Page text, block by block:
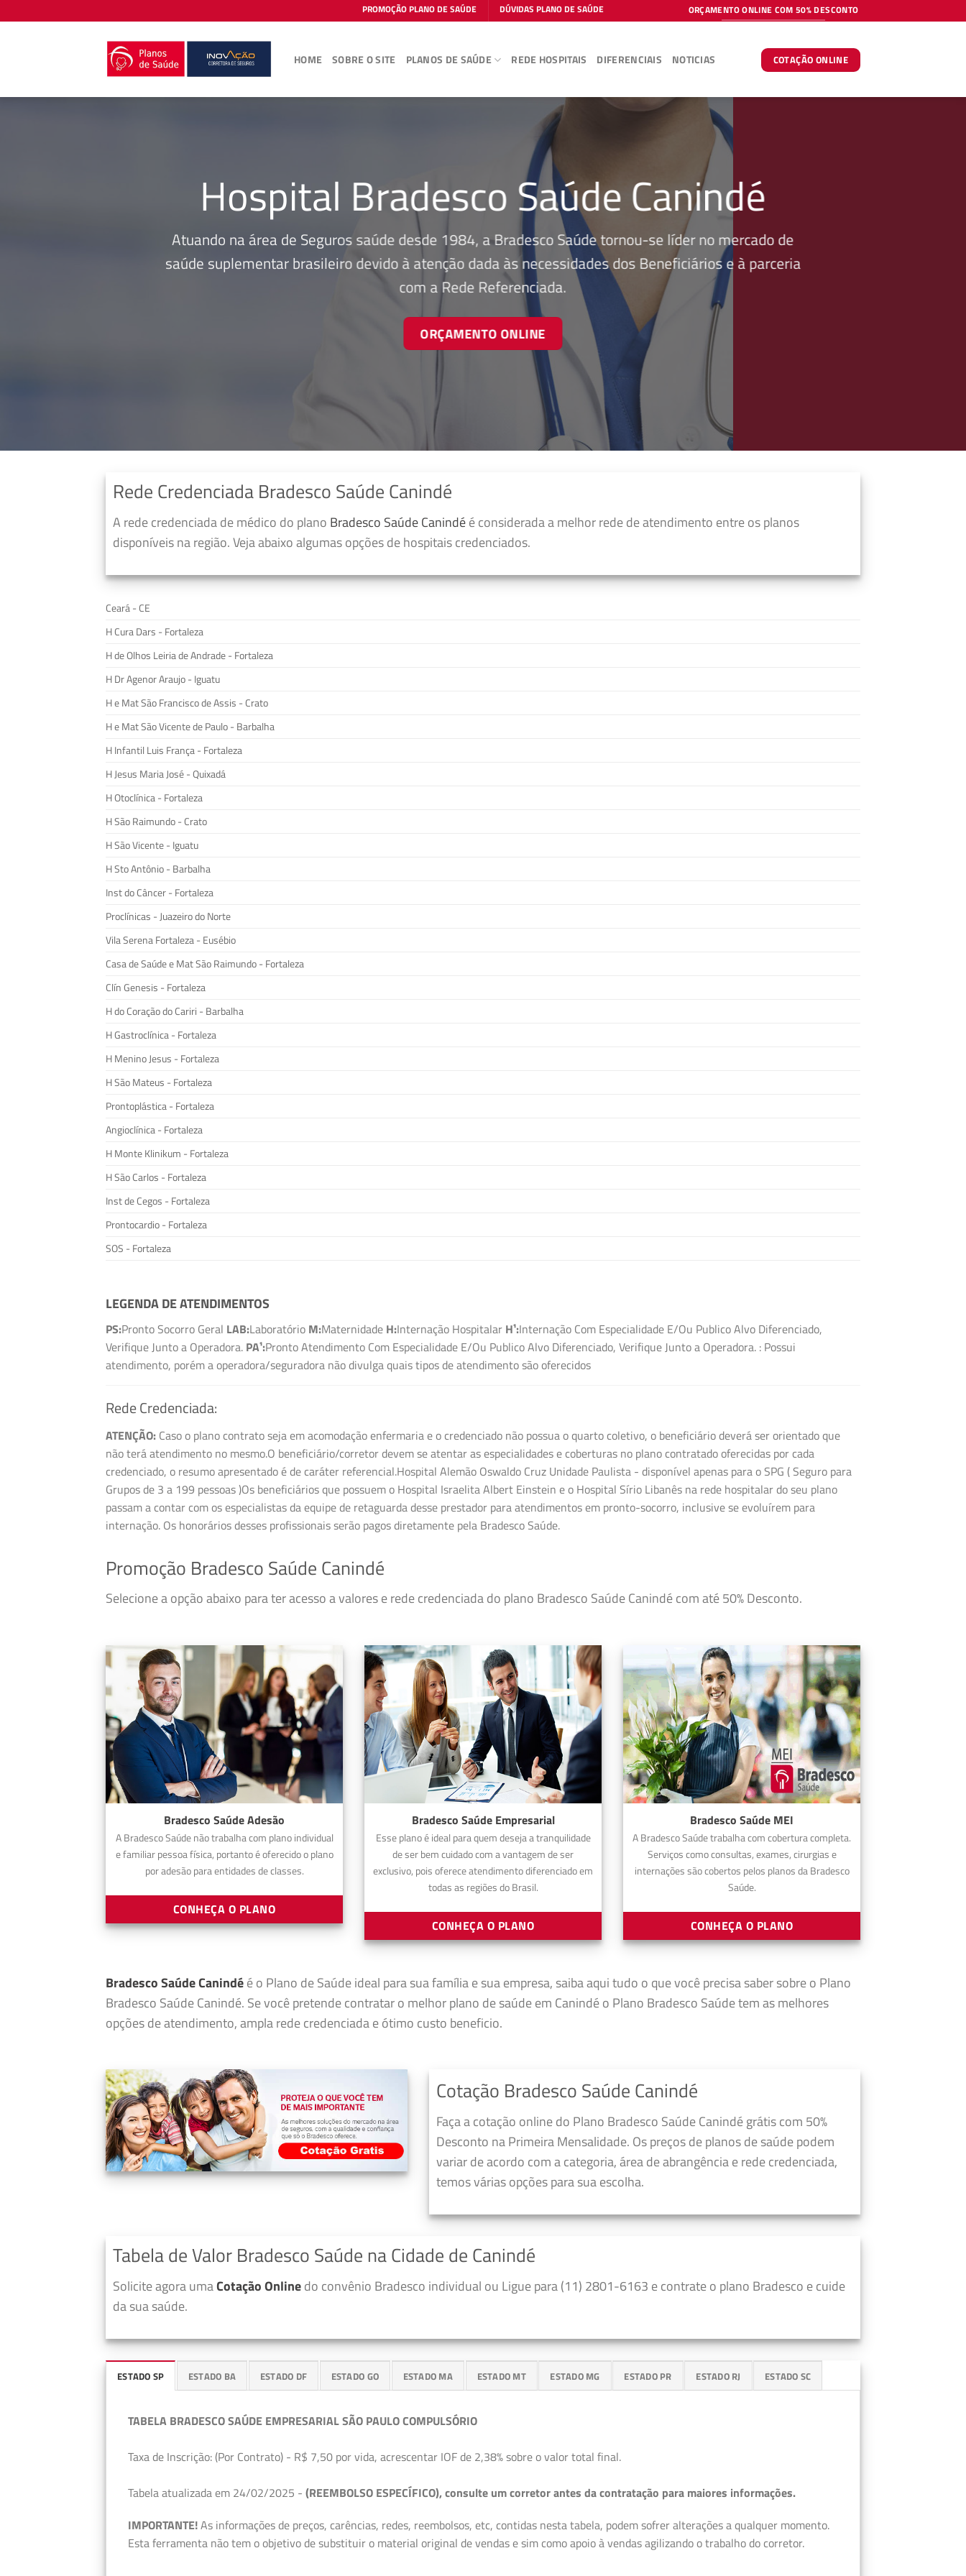
to
PROMOÇÃO PLANO DE SAÚDE DÚVIDAS PLANO DE SAÚDE ORÇAMENTO ONLINE COM 50% DESCONTO
HOME SOBRE O SITE PLANOS DE SAÚDE REDE HOSPITAIS DIFERENCIAIS NOTICIAS COTAÇÃO ONLINE
Hospital Bradesco Saúde Canindé
Atuando na área de Seguros saúde desde 1984, a Bradesco Saúde tornou-se líder no mercado de
saúde suplementar brasileiro devido à atenção dada às necessidades dos Beneficiários e à parceria
com a Rede Referenciada.
ORÇAMENTO ONLINE
Rede Credenciada Bradesco Saúde Canindé
A rede credenciada de médico do plano Bradesco Saúde Canindéé considerada a melhor rede de atendimento entre os planos
disponíveis na região. Veja abaixo algumas opções de hospitais credenciados.
Ceará - CE
H Cura Dars - Fortaleza
H de Olhos Leiria de Andrade - Fortaleza
H Dr Agenor Araujo - Iguatu
H e Mat São Francisco de Assis - Crato
H e Mat São Vicente de Paulo - Barbalha
H Infantil Luis França - Fortaleza
H Jesus Maria José - Quixadá
H Otoclínica - Fortaleza
H São Raimundo - Crato
H São Vicente - Iguatu
H Sto Antônio - Barbalha
Inst do Câncer - Fortaleza
Proclínicas - Juazeiro do Norte
Vila Serena Fortaleza - Eusébio
Casa de Saúde e Mat São Raimundo - Fortaleza
Clín Genesis - Fortaleza
H do Coração do Cariri - Barbalha
H Gastroclínica - Fortaleza
H Menino Jesus - Fortaleza
H São Mateus - Fortaleza
Prontoplástica - Fortaleza
Angioclínica - Fortaleza
H Monte Klinikum - Fortaleza
H São Carlos - Fortaleza
Inst de Cegos - Fortaleza
Prontocardio - Fortaleza
SOS - Fortaleza
LEGENDA DE ATENDIMENTOS
PS:Pronto Socorro Geral LAB:Laboratório M:Maternidade H:Internação Hospitalar H¹:Internação Com Especialidade E/Ou Publico Alvo Diferenciado,
Verifique Junto a Operadora. PA¹:Pronto Atendimento Com Especialidade E/Ou Publico Alvo Diferenciado, Verifique Junto a Operadora. : Possui
atendimento, porém a operadora/seguradora não divulga quais tipos de atendimento são oferecidos
Rede Credenciada:
ATENÇÃO: Caso o plano contrato seja em acomodação enfermaria e o credenciado não possua o quarto coletivo, o beneficiário deverá ser orientado que
não terá atendimento no mesmo.O beneficiário/corretor devem se atentar as especialidades e coberturas no plano contratado oferecidas por cada
credenciado, o resumo apresentado é de caráter referencial.Hospital Alemão Oswaldo Cruz Unidade Paulista - disponível apenas para o SPG ( Seguro para
Grupos de 3 a 199 pessoas )Os beneficiários que possuem o Hospital Israelita Albert Einstein e o Hospital Sírio Libanês na rede hospitalar do seu plano
passam a contar com os especialistas da equipe de retaguarda desse prestador para atendimentos em pronto-socorro, inclusive se evoluírem para
internação. Os honorários desses profissionais serão pagos diretamente pela Bradesco Saúde.
Promoção Bradesco Saúde Canindé
Selecione a opção abaixo para ter acesso a valores e rede credenciada do plano Bradesco Saúde Canindé com até 50% Desconto.
Bradesco Saúde Adesão
A Bradesco Saúde não trabalha com plano individual
e familiar pessoa física, portanto é oferecido o plano
por adesão para entidades de classes.
CONHEÇA O PLANO
Bradesco Saúde Empresarial
Esse plano é ideal para quem deseja a tranquilidade
de ser bem cuidado com a vantagem de ser
exclusivo, pois oferece atendimento diferenciado em
todas as regiões do Brasil.
CONHEÇA O PLANO
Bradesco Saúde MEI
A Bradesco Saúde trabalha com cobertura completa.
Serviços como consultas, exames, cirurgias e
internações são cobertos pelos planos da Bradesco
Saúde.
CONHEÇA O PLANO
Bradesco Saúde Canindéé o Plano de Saúde ideal para sua família e sua empresa, saiba aqui tudo o que você precisa saber sobre o Plano
Bradesco Saúde Canindé. Se você pretende contratar o melhor plano de saúde em Canindé o Plano Bradesco Saúde tem as melhores
opções de atendimento, ampla rede credenciada e ótimo custo beneficio.
Cotação Bradesco Saúde Canindé
Faça a cotação online do Plano Bradesco Saúde Canindé grátis com 50%
Desconto na Primeira Mensalidade. Os preços de planos de saúde podem
variar de acordo com a categoria, área de abrangência e rede credenciada,
temos várias opções para sua escolha.
Tabela de Valor Bradesco Saúde na Cidade de Canindé
Solicite agora umaCotação Onlinedo convênio Bradesco individual ou Ligue para (11) 2801-6163 e contrate o plano Bradesco e cuide
da sua saúde.
ESTADO SP ESTADO BA ESTADO DF ESTADO GO ESTADO MA ESTADO MT ESTADO MG ESTADO PR ESTADO RJ ESTADO SC
TABELA BRADESCO SAÚDE EMPRESARIAL SÃO PAULO COMPULSÓRIO
Taxa de Inscrição: (Por Contrato) - R$ 7,50 por vida, acrescentar IOF de 2,38% sobre o valor total final.
Tabela atualizada em 24/02/2025 - (REEMBOLSO ESPECÍFICO), consulte um corretor antes da contratação para maiores informações.
IMPORTANTE!As informações de preços, carências, redes, reembolsos, etc, contidas nesta tabela, podem sofrer alterações a qualquer momento.
Esta ferramenta não tem o objetivo de substituir o material original de vendas e sim como apoio à vendas agilizando o trabalho do corretor.